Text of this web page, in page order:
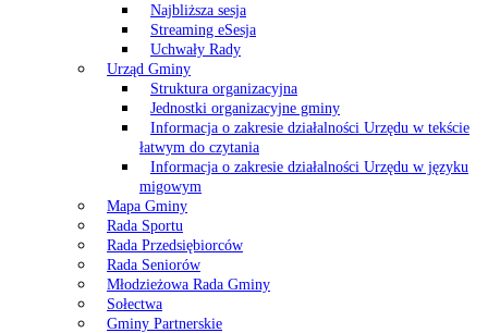
Najbliższa sesja
Streaming eSesja
Uchwały Rady
Urząd Gminy
Struktura organizacyjna
Jednostki organizacyjne gminy
Informacja o zakresie działalności Urzędu w tekście
łatwym do czytania
Informacja o zakresie działalności Urzędu w języku
migowym
Mapa Gminy
Rada Sportu
Rada Przedsiębiorców
Rada Seniorów
Młodzieżowa Rada Gminy
Sołectwa
Gminy Partnerskie